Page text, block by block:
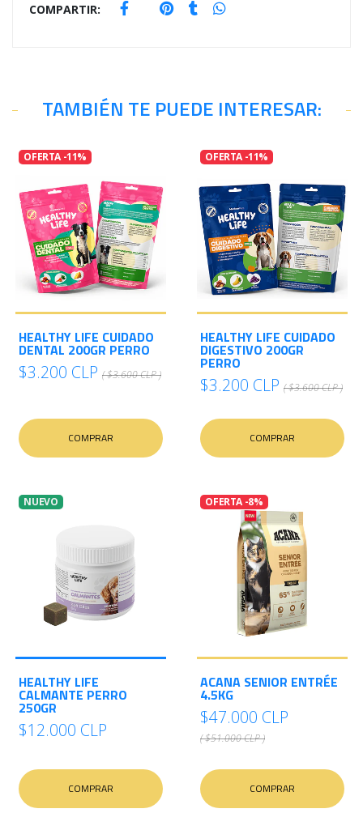
COMPARTIR:
TAMBIÉN TE PUEDE INTERESAR:
OFERTA -11%
HEALTHY LIFE CUIDADO
DENTAL 200GR PERRO
$3.200 CLP ( $3.600 CLP )
COMPRAR
OFERTA -11%
HEALTHY LIFE CUIDADO
DIGESTIVO 200GR
PERRO
$3.200 CLP ( $3.600 CLP )
COMPRAR
NUEVO
HEALTHY LIFE
CALMANTE PERRO
250GR
$12.000 CLP
COMPRAR
OFERTA -8%
ACANA SENIOR ENTRÉE
4.5KG
$47.000 CLP
( $51.000 CLP )
COMPRAR